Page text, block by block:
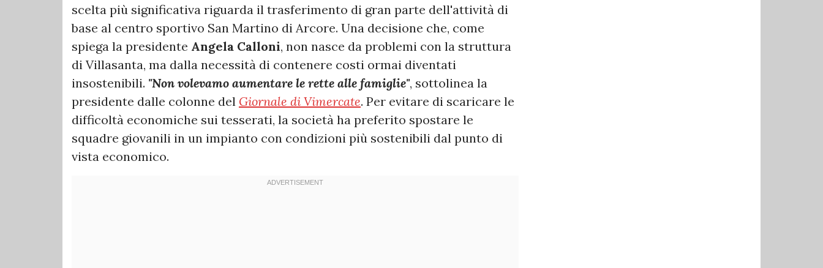
scelta più significativa riguarda il trasferimento di gran parte dell'attività di
base al centro sportivo San Martino di Arcore. Una decisione che, come
spiega la presidente Angela Calloni, non nasce da problemi con la struttura
di Villasanta, ma dalla necessità di contenere costi ormai diventati
insostenibili. "Non volevamo aumentare le rette alle famiglie", sottolinea la
presidente dalle colonne del Giornale di Vimercate. Per evitare di scaricare le
difficoltà economiche sui tesserati, la società ha preferito spostare le
squadre giovanili in un impianto con condizioni più sostenibili dal punto di
vista economico.